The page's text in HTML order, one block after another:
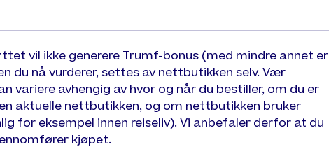
vil ikke generere Trumf-bonus (med mindre annet er
du nå vurderer, settes av nettbutikken selv. Vær
variere avhengig av hvor og når du bestiller, om du er
aktuelle nettbutikken, og om nettbutikken bruker
for eksempel innen reiseliv). Vi anbefaler derfor at du
kjøpet.